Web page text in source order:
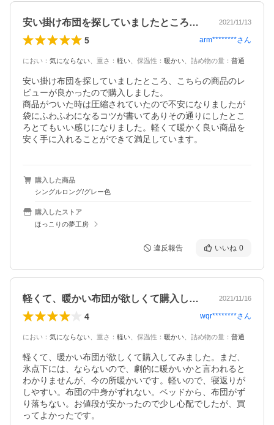
安い掛け布団を探していましたところ、こ… 2021/11/13
5 arm********さん
におい ： 気にならない 重さ ： 軽い 保温性 ： 暖かい 詰め物の量 ： 普通
安い掛け布団を探していましたところ、こちらの商品のレ
ビューが良かったので購入しました。
商品がついた時は圧縮されていたので不安になりましたが
袋にふわふわになるコツが書いてありその通りにしたとこ
ろとてもいい感じになりました。軽くて暖かく良い商品を
安く手に入れることができて満足しています。
購入した商品
シングルロング/グレー色
購入したストア
ほっこりの夢工房
違反報告 いいね 0
軽くて、暖かい布団が欲しくて購入してみ… 2021/11/16
4 wqr********さん
におい ： 気にならない 重さ ： 軽い 保温性 ： 暖かい 詰め物の量 ： 普通
軽くて、暖かい布団が欲しくて購入してみました。まだ、
氷点下には、ならないので、劇的に暖かいかと言われると
わかりませんが、今の所暖かいです。軽いので、寝返りが
しやすい。布団の中身がずれない。ベッドから、布団がず
り落ちない。お値段が安かったので少し心配でしたが、買
ってよかったです。